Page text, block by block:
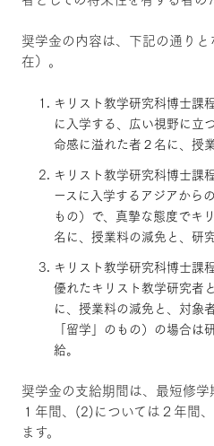
奨学金の内容は、下記の通り
在）。
キリスト教学研究科博士課
に入学する、広い視野に立
命感に溢れた者２名に、授
キリスト教学研究科博士課
ースに入学するアジアから
もの）で、真摯な態度でキ
名に、授業料の減免と、研
キリスト教学研究科博士課
優れたキリスト教学研究者
に、授業料の減免と、対象
「留学」のもの）の場合
給。
奨学金の支給期間は、最短修
１年間、(2)については２年間
ます。